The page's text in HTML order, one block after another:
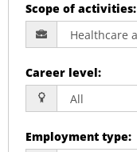
Scope of activities:
Career level:
Employment type: